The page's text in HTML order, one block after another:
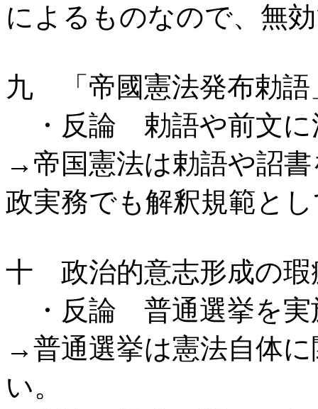
によるものなので、無
九 「帝國憲法発布勅語
・反論 勅語や前文に
→帝国憲法は勅語や詔
政実務でも解釈規範と
十 政治的意志形成の瑕
・反論 普通選挙を実
→普通選挙は憲法自体
い。